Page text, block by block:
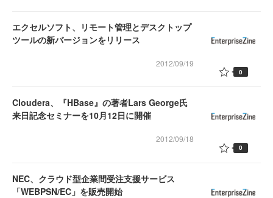
エクセルソフト、リモート管理とデスクトップ
ツールの新バージョンをリリース
2012/09/19
0
Cloudera、『HBase』の著者Lars George氏
来日記念セミナーを10月12日に開催
2012/09/18
0
NEC、クラウド型企業間受注支援サービス
「WEBPSN/EC」を販売開始